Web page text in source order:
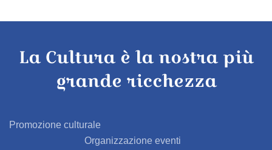
AZZANO SAN PAOLO
AZZONE
BAGNATICA
La Cultura è la nostra più
grande ricchezza
Promozione culturale
Organizzazione eventi